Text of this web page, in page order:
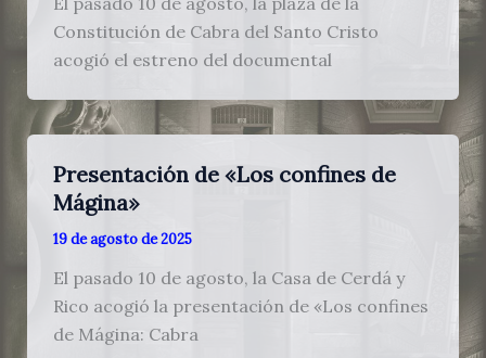
Constitución de Cabra del Santo Cristo
acogió el estreno del documental
Presentación de «Los confines de
Mágina»
19 de agosto de 2025
El pasado 10 de agosto, la Casa de Cerdá y
Rico acogió la presentación de «Los confines
de Mágina: Cabra